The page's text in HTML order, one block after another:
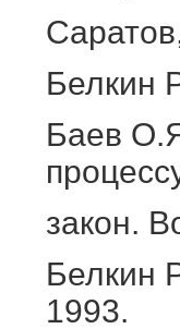
Белкин
Баев
закон.
Белкин
1993.